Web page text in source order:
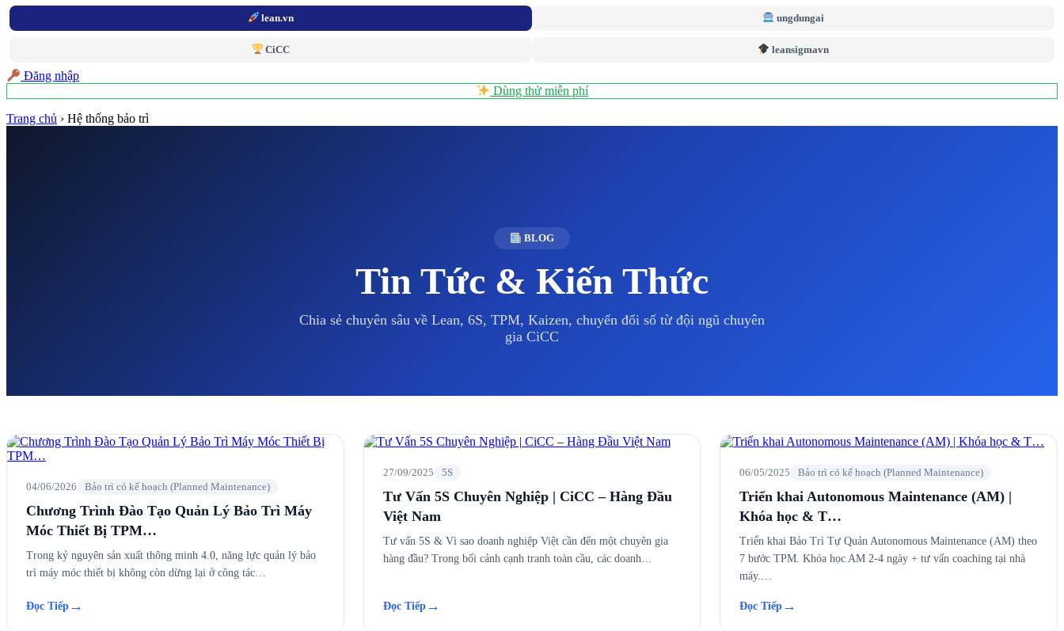
lean.vn ungdungai
CiCC leansigmavn
Đăng nhập
Dùng thử miễn phí
Trang chủ › Hệ thống bảo trì
BLOG
Tin Tức & Kiến Thức
Chia sẻ chuyên sâu về Lean, 6S, TPM, Kaizen, chuyển đổi số từ đội ngũ chuyên
gia CiCC
04/06/2026 Bảo trì có kế hoạch (Planned Maintenance)
Chương Trình Đào Tạo Quản Lý Bảo Trì Máy
Móc Thiết Bị TPM…
Trong kỷ nguyên sản xuất thông minh 4.0, năng lực quản lý bảo
trì máy móc thiết bị không còn dừng lại ở công tác…
Đọc Tiếp →
27/09/2025 5S
Tư Vấn 5S Chuyên Nghiệp | CiCC – Hàng Đầu
Việt Nam
Tư vấn 5S & Vì sao doanh nghiệp Việt cần đến một chuyên gia
hàng đầu? Trong bối cảnh cạnh tranh toàn cầu, các doanh…
Đọc Tiếp→
06/05/2025 Bảo trì có kế hoạch (Planned Maintenance)
Triển khai Autonomous Maintenance (AM) |
Khóa học & T…
Triển khai Bảo Trì Tự Quản Autonomous Maintenance (AM) theo
7 bước TPM. Khóa học AM 2-4 ngày + tư vấn coaching tại nhà
máy.…
Đọc Tiếp →